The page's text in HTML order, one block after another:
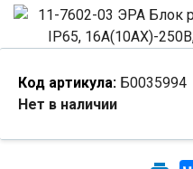
Код артикула: Б0035994
Нет в наличии